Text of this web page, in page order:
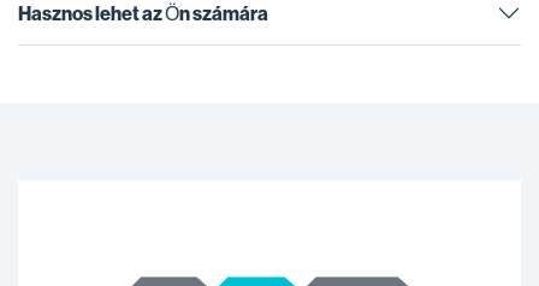
Hasznos lehet az Ön számára